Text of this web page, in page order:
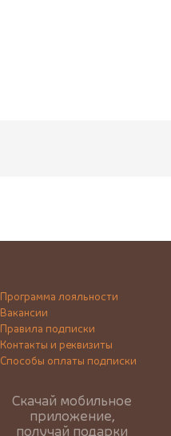
Программа лояльности
Вакансии
Правила подписки
Контакты и реквизиты
Способы оплаты подписки
Скачай мобильное
приложение,
получай подарки